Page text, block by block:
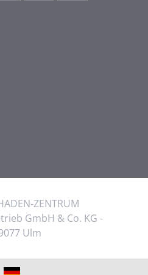
ZENTRUM
GmbH & Co. KG -
Ulm